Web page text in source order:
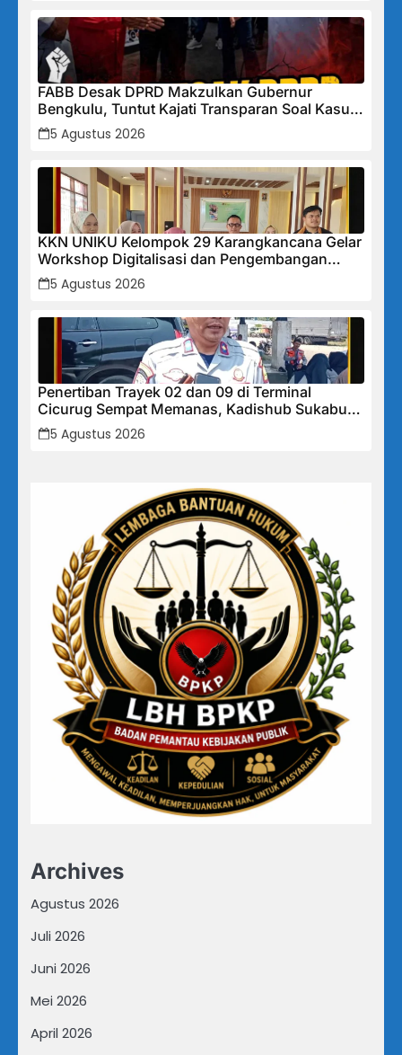
FABB Desak DPRD Makzulkan Gubernur
Bengkulu, Tuntut Kajati Transparan Soal Kasus
Mega Mall
5 Agustus 2026
KKN UNIKU Kelompok 29 Karangkancana Gelar
Workshop Digitalisasi dan Pengembangan
UMKM
5 Agustus 2026
Penertiban Trayek 02 dan 09 di Terminal
Cicurug Sempat Memanas, Kadishub Sukabumi
“Izin Trayek Ada Di Provinsi, Kami Tidak Bisa
Memutuskan”
5 Agustus 2026
Archives
Agustus 2026
Juli 2026
Juni 2026
Mei 2026
April 2026